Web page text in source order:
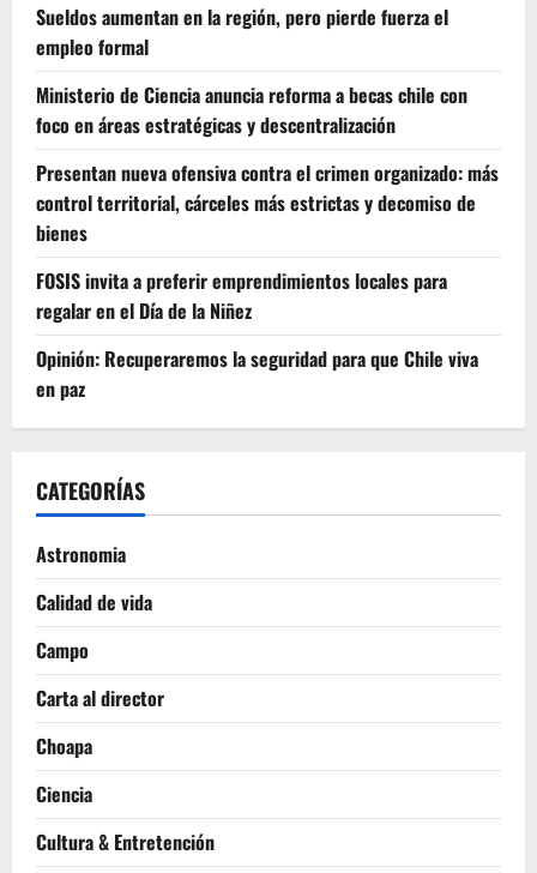
Sueldos aumentan en la región, pero pierde fuerza el
empleo formal
Ministerio de Ciencia anuncia reforma a becas chile con
foco en áreas estratégicas y descentralización
Presentan nueva ofensiva contra el crimen organizado: más
control territorial, cárceles más estrictas y decomiso de
bienes
FOSIS invita a preferir emprendimientos locales para
regalar en el Día de la Niñez
Opinión: Recuperaremos la seguridad para que Chile viva
en paz
CATEGORÍAS
Astronomia
Calidad de vida
Campo
Carta al director
Choapa
Ciencia
Cultura & Entretención